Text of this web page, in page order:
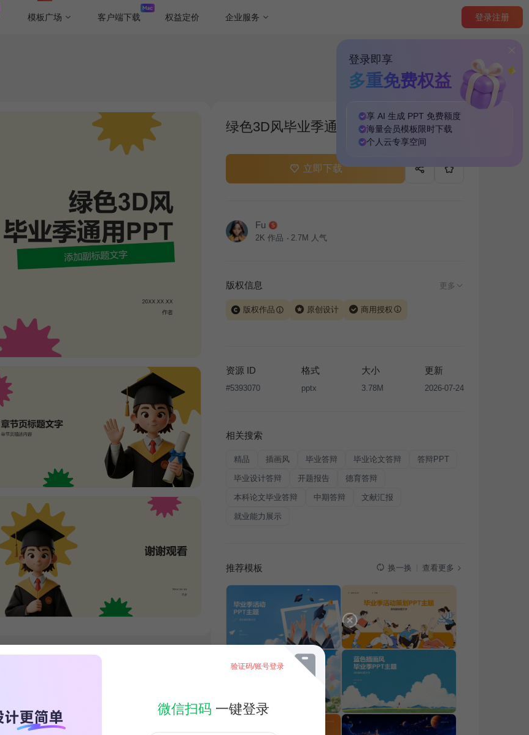
模板广场 客户端下载 权益定价 企业服务 登录注册
登录即享
多重免费权益
享 AI 生成 PPT 免费额度
海量会员模板 限时下载
个人云专享空间
绿色3D风毕业季通用PPT
立即下载
Fu
2K 作品 2.7M 人气
版权信息 更多
版权作品 原创设计 商用授权
让、出售或出租，未经投权许可任何人不得擅自转载和分发，否则
将接照我国著作权法的相关规定承担相应法律责任。
资源 ID
#5393070
格式
pptx
大小
3.78M
更新
2026-07-24
相关搜索
精品 插画风 毕业答辩 毕业论文答辩 答辩PPT
毕业设计答辩 开题报告 德育答辩
本科论文毕业答辩 中期答辩 文献汇报
就业能力展示
推荐模板 换一换 查看更多
验证码/账号登录
微信扫码 一键登录